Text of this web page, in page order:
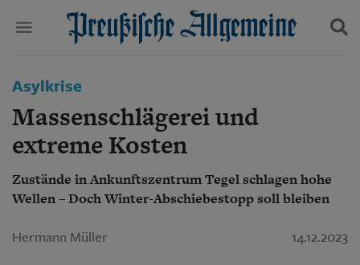
Wirtschaft
Panorama
Gesellschaft
Leben
Geschichte
Ostpreußen
Suchen und finden
Asylkrise
Massenschlägerei und
extreme Kosten
Zustände in Ankunftszentrum Tegel schlagen hohe
Wellen – Doch Winter-Abschiebestopp soll bleiben
Hermann Müller 14.12.2023